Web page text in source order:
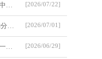
[2026/07/22]
郭可信材料表征中心2026年暑期集中休假期间工作安排
[2026/07/01]
【学术报告】4D STEM在材料结构分析中的应用
[2026/06/29]
【技术交流】郭可信材料表征中心一英斯特朗公司座谈会